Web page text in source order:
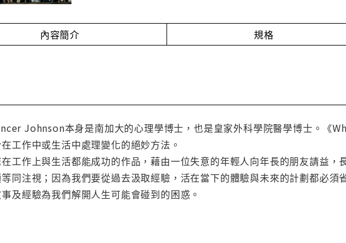
內容簡介 規格
Johnson本身是南加大的心理學博士，也是皇家外科學院醫學博士。《
工作中或生活中處理變化的絕妙方法。
工作上與生活都能成功的作品，藉由一位失意的年輕人向年長的朋友請益
同注視；因為我們要從過去汲取經驗，活在當下的體驗與未來的計劃都必
及經驗為我們解開人生可能會碰到的困惑。